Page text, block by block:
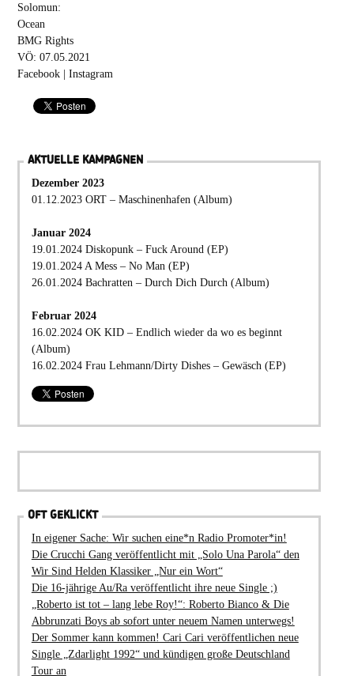
Solomun:
Ocean
BMG Rights
VÖ: 07.05.2021
Facebook| Instagram
AKTUELLE KAMPAGNEN
Dezember 2023
01.12.2023 ORT – Maschinenhafen (Album)
Januar 2024
19.01.2024 Diskopunk – Fuck Around (EP)
19.01.2024 A Mess – No Man (EP)
26.01.2024 Bachratten – Durch Dich Durch (Album)
Februar 2024
16.02.2024 OK KID – Endlich wieder da wo es beginnt
(Album)
16.02.2024 Frau Lehmann/Dirty Dishes – Gewäsch (EP)
OFT GEKLICKT
In eigener Sache: Wir suchen eine*n Radio Promoter*in!
Die Crucchi Gang veröffentlicht mit „Solo Una Parola“ den
Wir Sind Helden Klassiker „Nur ein Wort“
Die 16-jährige Au/Ra veröffentlicht ihre neue Single ;)
„Roberto ist tot – lang lebe Roy!“: Roberto Bianco & Die
Abbrunzati Boys ab sofort unter neuem Namen unterwegs!
Der Sommer kann kommen! Cari Cari veröffentlichen neue
Single „Zdarlight 1992“ und kündigen große Deutschland
Tour an